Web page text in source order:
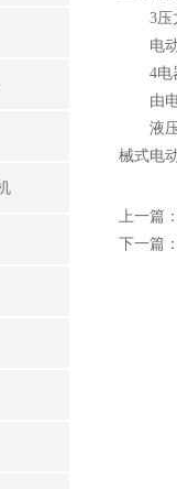
3压
电动
4电
由电
液压
械式电
上一篇
下一篇